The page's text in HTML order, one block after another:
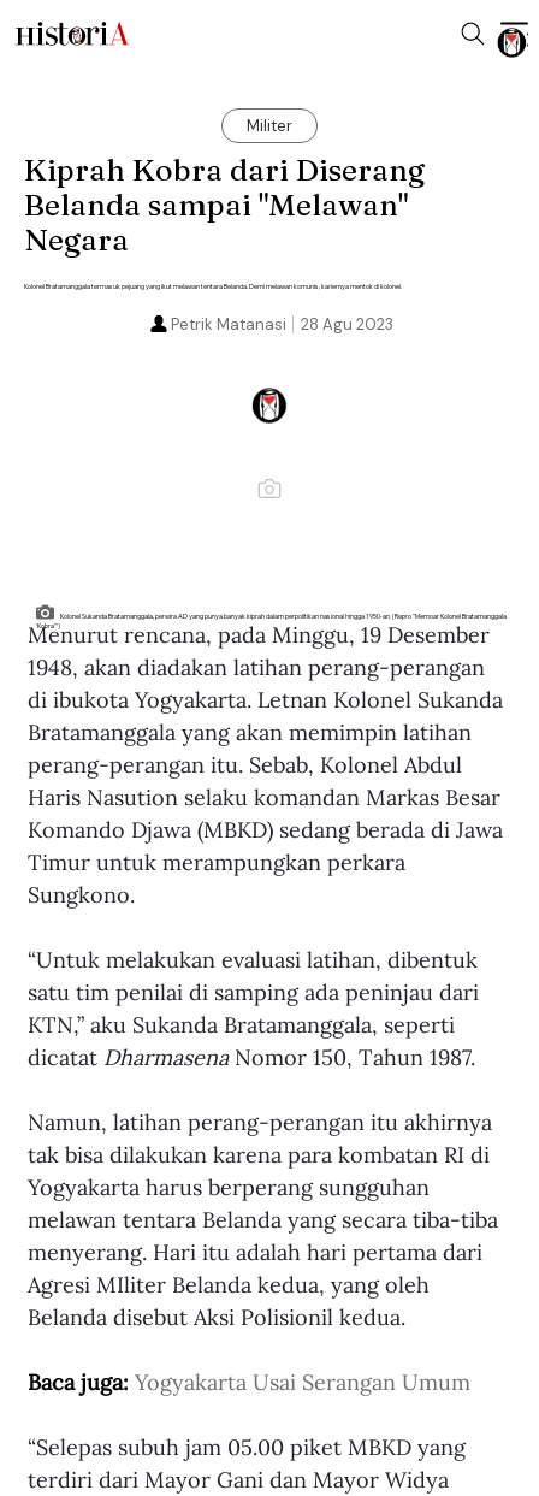
Militer
Kiprah Kobra dari Diserang
Belanda sampai "Melawan"
Negara
Kolonel Bratamanggala termasuk pejuang yang ikut melawan tentara Belanda. Demi melawan komunis, kariernya mentok di kolonel.
28 Agu 2023
Petrik Matanasi
Kolonel Sukanda Bratamanggala, perwira AD yang punya banyak kiprah dalam perpolitikan nasional hingga 1950-an. (Repro "Memoar Kolonel Bratamanggala
'Kobra'")
Menurut rencana, pada Minggu, 19 Desember
1948, akan diadakan latihan perang-perangan
di ibukota Yogyakarta. Letnan Kolonel Sukanda
Bratamanggala yang akan memimpin latihan
perang-perangan itu. Sebab, Kolonel Abdul
Haris Nasution selaku komandan Markas Besar
Komando Djawa (MBKD) sedang berada di Jawa
Timur untuk merampungkan perkara
Sungkono.
“Untuk melakukan evaluasi latihan, dibentuk
satu tim penilai di samping ada peninjau dari
KTN,” aku Sukanda Bratamanggala, seperti
dicatat Dharmasena Nomor 150, Tahun 1987.
Namun, latihan perang-perangan itu akhirnya
tak bisa dilakukan karena para kombatan RI di
Yogyakarta harus berperang sungguhan
melawan tentara Belanda yang secara tiba-tiba
menyerang. Hari itu adalah hari pertama dari
Agresi MIliter Belanda kedua, yang oleh
Belanda disebut Aksi Polisionil kedua.
Baca juga: Yogyakarta Usai Serangan Umum
“Selepas subuh jam 05.00 piket MBKD yang
terdiri dari Mayor Gani dan Mayor Widya